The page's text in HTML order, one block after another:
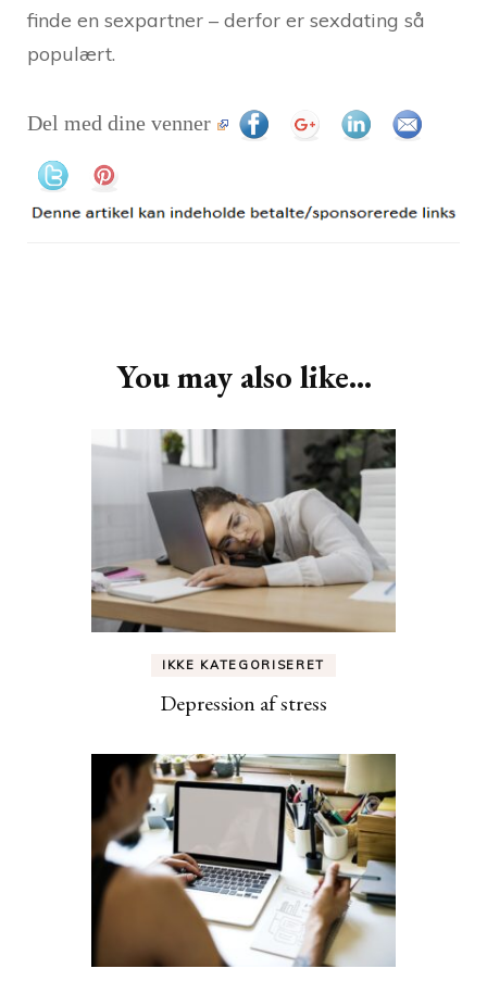
finde en sexpartner – derfor er sexdating så
populært.
Del med dine venner
You may also like...
IKKE KATEGORISERET
Depression af stress